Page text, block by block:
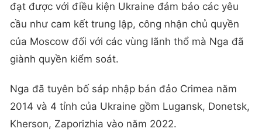
đạt được với điều kiện Ukraine đảm bảo các yêu
cầu như cam kết trung lập, công nhận chủ quyền
của Moscow đối với các vùng lãnh thổ mà Nga đã
giành quyền kiểm soát.
Nga đã tuyên bố sáp nhập bán đảo Crimea năm
2014 và 4 tỉnh của Ukraine gồm Lugansk, Donetsk,
Kherson, Zaporizhia vào năm 2022.